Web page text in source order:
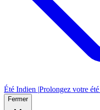
Été Indien |Prolongez votre
Fermer